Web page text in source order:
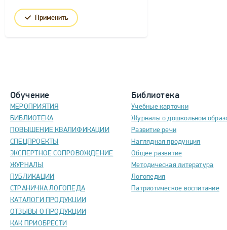
Применить
Обучение
МЕРОПРИЯТИЯ
БИБЛИОТЕКА
ПОВЫШЕНИЕ КВАЛИФИКАЦИИ
СПЕЦПРОЕКТЫ
ЭКСПЕРТНОЕ СОПРОВОЖДЕНИЕ
ЖУРНАЛЫ
ПУБЛИКАЦИИ
СТРАНИЧКА ЛОГОПЕДА
КАТАЛОГИ ПРОДУКЦИИ
ОТЗЫВЫ О ПРОДУКЦИИ
КАК ПРИОБРЕСТИ
Библиотека
Учебные карточки
Журналы о дошкольном
Развитие речи
Наглядная продукция
Общее развитие
Методическая литература
Логопедия
Патриотическое воспитание